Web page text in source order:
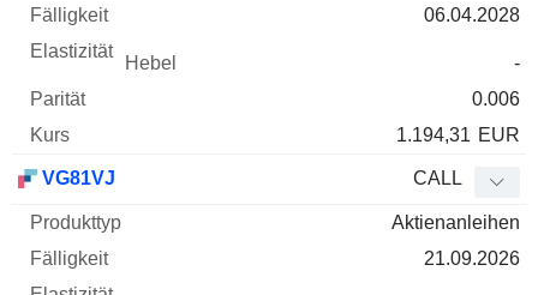
06.04.2028
-
0.006
1.194,31 EUR
VG81VJ CALL
Aktienanleihen
21.09.2026